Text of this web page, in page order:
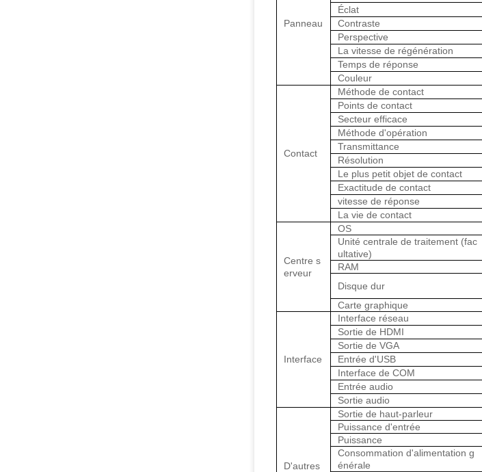
Panneau
Éclat
Contraste
Perspective
La vitesse de régénération
Temps de réponse
Couleur
Contact
Méthode de contact
Points de contact
Secteur efficace
Méthode d'opération
Transmittance
Résolution
Le plus petit objet de contact
Exactitude de contact
vitesse de réponse
La vie de contact
Centre s
erveur
OS
Unité centrale de traitement (fac
ultative)
RAM
Disque dur
Carte graphique
Interface
Interface réseau
Sortie de HDMI
Sortie de VGA
Entrée d'USB
Interface de COM
Entrée audio
Sortie audio
D'autres
Sortie de haut-parleur
Puissance d'entrée
Puissance
Consommation d'alimentation g
énérale